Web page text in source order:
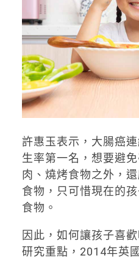
許惠玉表示，大腸癌
生率第一名，想要避
肉、燒烤食物之外，
食物，只可惜現在的
食物。
因此，如何讓孩子喜
研究重點，2014年英